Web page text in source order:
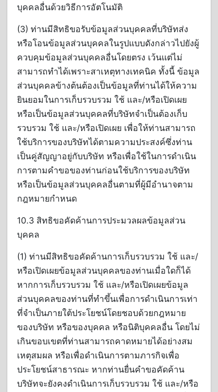
บุคคลอื่นด้วยวิธีการอัตโนมัติ
(3) ท่านมีสิทธิขอรับข้อมูลส่วนบุคคลที่บริษัทส่ง
หรือโอนข้อมูลส่วนบุคคลในรูปแบบดังกล่าวไปยังผู้
ควบคุมข้อมูลส่วนบุคคลอื่นโดยตรง เว้นแต่ไม่
สามารถทำได้เพราะสาเหตุทางเทคนิค ทั้งนี้ ข้อมูล
ส่วนบุคคลข้างต้นต้องเป็นข้อมูลที่ท่านได้ให้ความ
ยินยอมในการเก็บรวบรวม ใช้ และ/หรือเปิดเผย
หรือเป็นข้อมูลส่วนบุคคลที่บริษัทจำเป็นต้องเก็บ
รวบรวม ใช้ และ/หรือเปิดเผย เพื่อให้ท่านสามารถ
ใช้บริการของบริษัทได้ตามความประสงค์ซึ่งท่าน
เป็นคู่สัญญาอยู่กับบริษัท หรือเพื่อใช้ในการดำเนิน
การตามคำขอของท่านก่อนใช้บริการของบริษัท
หรือเป็นข้อมูลส่วนบุคคลอื่นตามที่ผู้มีอำนาจตาม
กฎหมายกำหนด
10.3 สิทธิขอคัดค้านการประมวลผลข้อมูลส่วน
บุคคล
(1) ท่านมีสิทธิขอคัดค้านการเก็บรวบรวม ใช้ และ/
หรือเปิดเผยข้อมูลส่วนบุคคลของท่านเมื่อใดก็ได้
หากการเก็บรวบรวม ใช้ และ/หรือเปิดเผยข้อมูล
ส่วนบุคคลของท่านที่ทำขึ้นเพื่อการดำเนินการเท่า
ที่จำเป็นภายใต้ประโยชน์โดยชอบด้วยกฎหมาย
ของบริษัท หรือของบุคคล หรือนิติบุคคลอื่น โดยไม่
เกินขอบเขตที่ท่านสามารถคาดหมายได้อย่างสม
เหตุสมผล หรือเพื่อดำเนินการตามภารกิจเพื่อ
ประโยชน์สาธารณะ หากท่านยื่นคำขอคัดค้าน
บริษัทจะยังคงดำเนินการเก็บรวบรวม ใช้ และ/หรือ